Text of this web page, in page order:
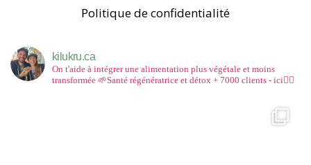
Politique de confidentialité
kilukru.ca
On t'aide à intégrer une alimentation plus végétale et moins
transformée 🌱Santé régénératrice et détox + 7000 clients - ici👇🏻